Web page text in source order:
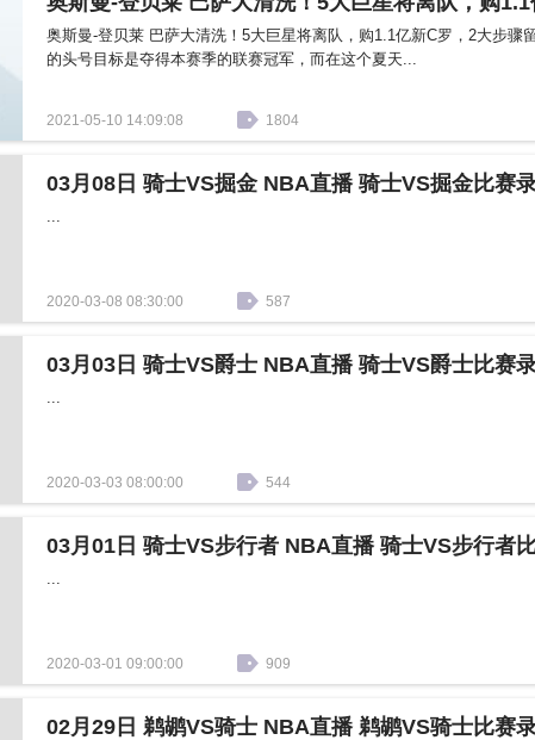
奥斯曼-登贝莱 巴萨大清洗！5大巨星将离队，购1.1亿新C罗，2大步骤
的头号目标是夺得本赛季的联赛冠军，而在这个夏天...
2021-05-10 14:09:08 1804
03月08日 骑士VS掘金 NBA直播 骑士VS掘金比赛
...
2020-03-08 08:30:00 587
03月03日 骑士VS爵士 NBA直播 骑士VS爵士比赛
...
2020-03-03 08:00:00 544
03月01日 骑士VS步行者 NBA直播 骑士VS步行者
...
2020-03-01 09:00:00 909
02月29日 鹈鹕VS骑士 NBA直播 鹈鹕VS骑士比赛